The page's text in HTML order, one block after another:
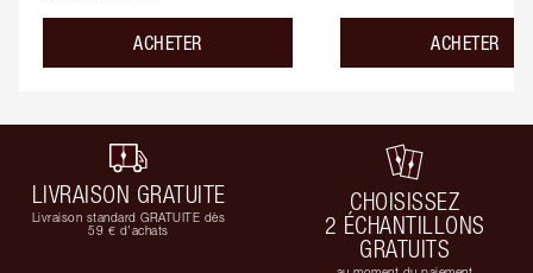
ACHETER ACHETER
LIVRAISON GRATUITE
Livraison standard GRATUITE dès
59 € d'achats
CHOISISSEZ
2 ÉCHANTILLONS
GRATUITS